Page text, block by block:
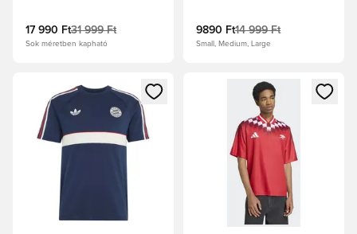
Hosszú ujjú
17 990 Ft31 999 Ft
Sok méretben kapható
9890 Ft14 999 Ft
Small, Medium, Large
Megnyit egy modált a bejelentkezéshez vagy a tagként
Megnyit egy modált a